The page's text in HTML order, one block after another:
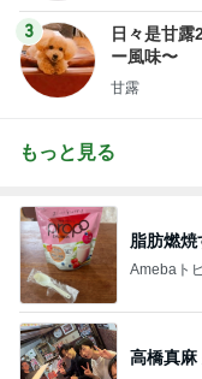
3
日々是甘露
ー風味〜
甘露
もっと見る
脂肪燃
Amebaト
高橋真麻